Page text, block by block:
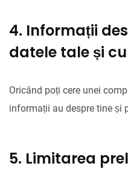
4. Informații
datele tale și
Oricând poți cere unei
informații au despre tine și
5. Limitarea